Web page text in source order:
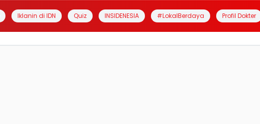
Iklanin di IDN Quiz INSIDENESIA #LokalBerdaya Profil Dokter